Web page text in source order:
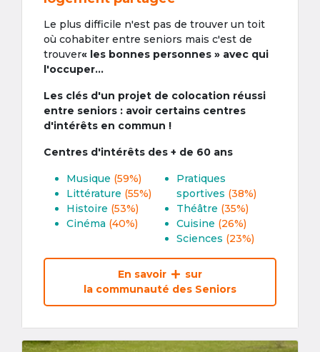
Le plus difficile n'est pas de trouver un toit
où cohabiter entre seniors mais c'est de
trouver« les bonnes personnes » avec qui
l'occuper...
Les clés d'un projet de colocation réussi
entre seniors : avoir certains centres
d'intérêts en commun !
Centres d'intérêts des + de 60 ans
Musique (59%)
Littérature (55%)
Histoire (53%)
Cinéma (40%)
Pratiques
sportives (38%)
Théâtre (35%)
Cuisine (26%)
Sciences (23%)
En savoir
sur
la communauté des Seniors